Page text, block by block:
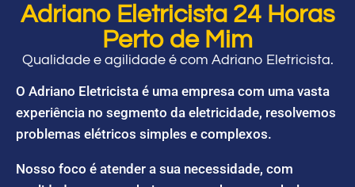
Adriano Eletricista 24 Horas
Perto de Mim
Qualidade e agilidade é com Adriano Eletricista.
O Adriano Eletricista é uma empresa com uma vasta
experiência no segmento da eletricidade, resolvemos
problemas elétricos simples e complexos.
Nosso foco é atender a sua necessidade, com